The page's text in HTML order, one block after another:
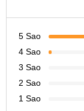
5 Sao
4 Sao
3 Sao
2 Sao
1 Sao